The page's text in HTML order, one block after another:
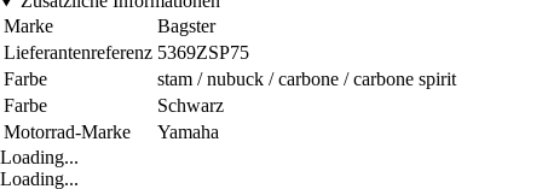
Marke
Bagster
Lieferantenreferenz 5369ZSP75
Farbe
stam / nubuck / carbone / carbone spirit
Farbe
Schwarz
Motorrad-Marke
Yamaha
Loading...
Loading...